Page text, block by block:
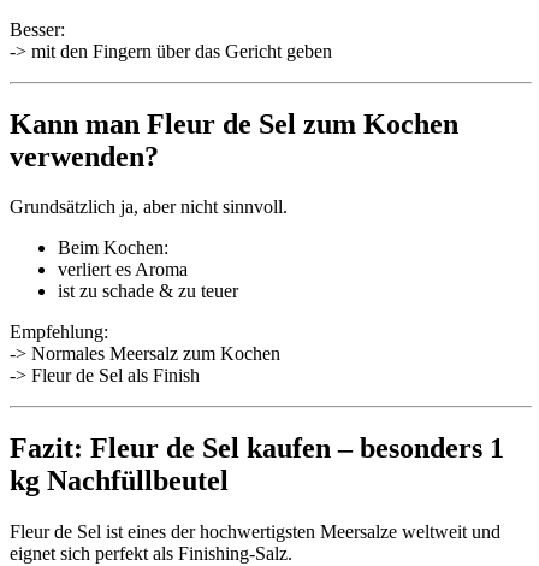
Besser:
-> mit den Fingern über das Gericht geben
Kann man Fleur de Sel zum Kochen
verwenden?
Grundsätzlich ja, aber nicht sinnvoll.
Beim Kochen:
verliert es Aroma
ist zu schade & zu teuer
Empfehlung:
-> Normales Meersalz zum Kochen
-> Fleur de Sel als Finish
Fazit: Fleur de Sel kaufen – besonders 1
kg Nachfüllbeutel
Fleur de Sel ist eines der hochwertigsten Meersalze weltweit und
eignet sich perfekt als Finishing-Salz.